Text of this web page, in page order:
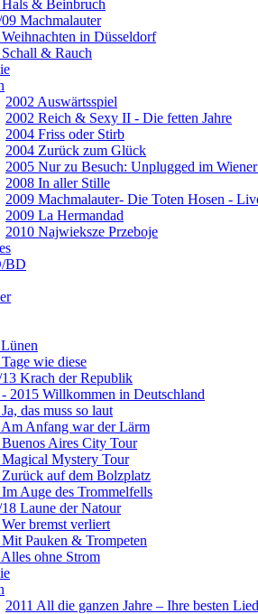
Hals & Beinbruch
Machmalauter
in Düsseldorf
& Rauch
2002 Auswärtsspiel
2002 Reich & Sexy II - Die fetten Jahre
2004 Friss oder Stirb
2004 Zurück zum Glück
2005 Nur zu Besuch: Unplugged im
2008 In aller Stille
2009 Machmalauter- Die Toten Hosen -
2009 La Hermandad
2010 Najwieksze Przeboje
BD
wie diese
13 Krach der Republik
2015 Willkommen in Deutschland
das muss so laut
Am Anfang war der Lärm
Aires City Tour
Magical Mystery Tour
auf dem Bolzplatz
Auge des Trommelfells
Laune der Natour
bremst verliert
Pauken & Trompeten
ohne Strom
2011 All die ganzen Jahre – Ihre besten